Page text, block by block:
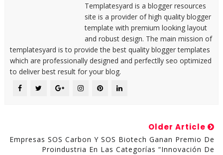
Templatesyard is a blogger resources
site is a provider of high quality blogger
template with premium looking layout
and robust design. The main mission of
templatesyard is to provide the best quality blogger templates
which are professionally designed and perfectlly seo optimized
to deliver best result for your blog.
Older Article
Empresas SOS Carbon Y SOS Biotech Ganan Premio De
Proindustria En Las Categorías “Innovación De